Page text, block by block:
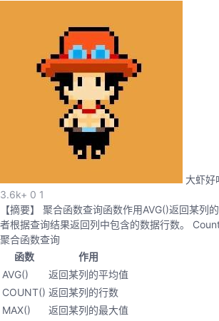
大虾好
3.6k+ 0 1
【摘要】 聚合函数查询函数作用AVG()返回某
者根据查询结果返回列中包含的数据行数。
聚合函数查询
函数
作用
AVG()
返回某列的平均值
COUNT() 返回某列的行数
MAX()
返回某列的最大值